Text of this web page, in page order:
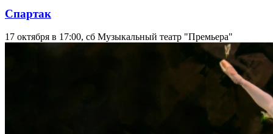
Спартак
17 октября в 17:00, сб Музыкальный театр "Премьера"